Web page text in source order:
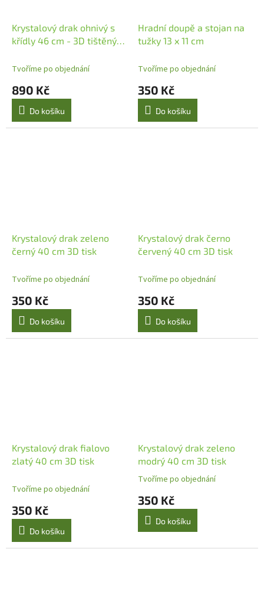
Krystalový drak ohnivý s
křídly 46 cm - 3D tištěný
Tvoříme po objednání
890 Kč
Do košíku
Hradní doupě a stojan na
tužky 13 x 11 cm
Tvoříme po objednání
350 Kč
Do košíku
Krystalový drak zeleno
černý 40 cm 3D tisk
Tvoříme po objednání
350 Kč
Do košíku
Krystalový drak černo
červený 40 cm 3D tisk
Tvoříme po objednání
350 Kč
Do košíku
Krystalový drak fialovo
zlatý 40 cm 3D tisk
Tvoříme po objednání
350 Kč
Do košíku
Krystalový drak zeleno
modrý 40 cm 3D tisk
Průměrné
produktu
5,0
5
Tvoříme po objednání
350 Kč
Do košíku